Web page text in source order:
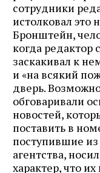
сотрудники
истолковал это
Бронштейн,
когда редактор
заскакивал к
и «на всякий
дверь.
обговаривали
новостей,
поставить в
поступившие из
агентства,
характер, что